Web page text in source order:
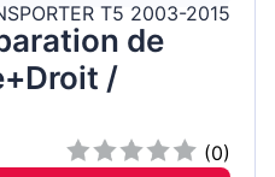
T5 2003-2015
de
/
(0)